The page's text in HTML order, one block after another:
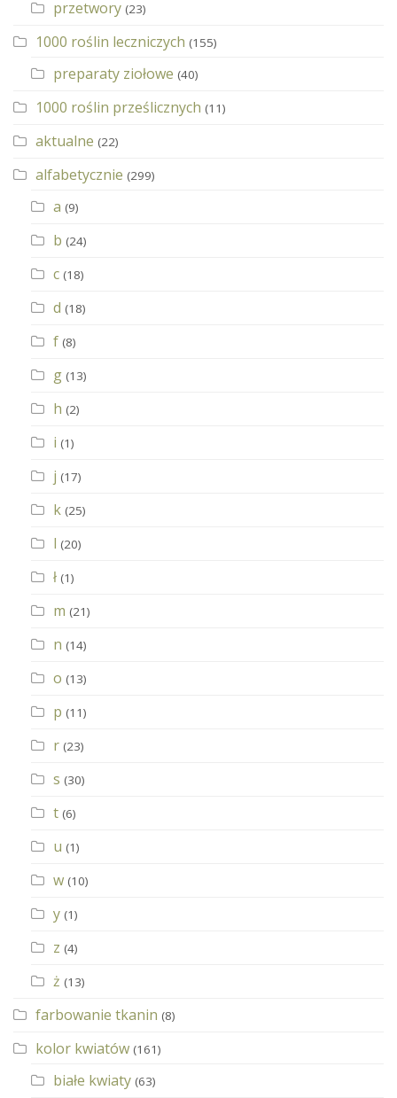
przetwory (23)
1000 roślin leczniczych (155)
preparaty ziołowe (40)
1000 roślin prześlicznych (11)
aktualne (22)
alfabetycznie (299)
a (9)
b (24)
c (18)
d (18)
f (8)
g (13)
h (2)
i (1)
j (17)
k (25)
l (20)
ł (1)
m (21)
n (14)
o (13)
p (11)
r (23)
s (30)
t (6)
u (1)
w (10)
y (1)
z (4)
ż (13)
farbowanie tkanin (8)
kolor kwiatów (161)
białe kwiaty (63)